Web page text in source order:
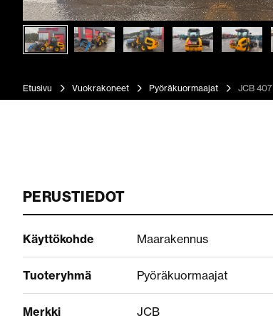
Etusivu Vuokrakoneet Pyöräkuormaajat JCB 407
PERUSTIEDOT
Käyttökohde Maarakennus
Tuoteryhmä Pyöräkuormaajat
Merkki JCB